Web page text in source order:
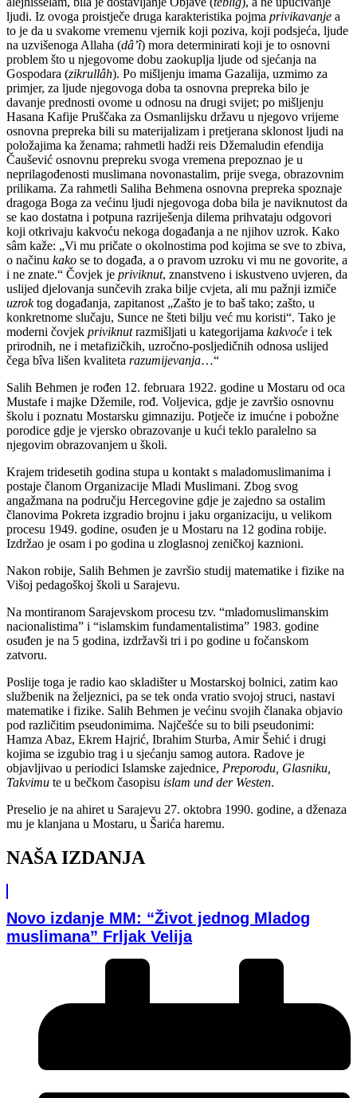
ljudi. Iz ovoga proistječe druga karakteristika pojma privikavanje a
to je da u svakome vremenu vjernik koji poziva, koji podsjeća, ljude
na uzvišenoga Allaha (dâ’î) mora determinirati koji je to osnovni
problem što u njegovome dobu zaokuplja ljude od sjećanja na
Gospodara (zikrullâh). Po mišljenju imama Gazalija, uzmimo za
primjer, za ljude njegovoga doba ta osnovna prepreka bilo je
davanje prednosti ovome u odnosu na drugi svijet; po mišljenju
Hasana Kafije Pruščaka za Osmanlijsku državu u njegovo vrijeme
osnovna prepreka bili su materijalizam i pretjerana sklonost ljudi na
položajima ka ženama; rahmetli hadži reis Džemaludin efendija
Čaušević osnovnu prepreku svoga vremena prepoznao je u
neprilagođenosti muslimana novonastalim, prije svega, obrazovnim
prilikama. Za rahmetli Saliha Behmena osnovna prepreka spoznaje
dragoga Boga za većinu ljudi njegovoga doba bila je naviknutost da
se kao dostatna i potpuna razriješenja dilema prihvataju odgovori
koji otkrivaju kakvoću nekoga događanja a ne njihov uzrok. Kako
sâm kaže: „Vi mu pričate o okolnostima pod kojima se sve to zbiva,
o načinu kako se to događa, a o pravom uzroku vi mu ne govorite, a
i ne znate.“ Čovjek je priviknut, znanstveno i iskustveno uvjeren, da
uslijed djelovanja sunčevih zraka bilje cvjeta, ali mu pažnji izmiče
uzroktog događanja, zapitanost „Zašto je to baš tako; zašto, u
konkretnome slučaju, Sunce ne šteti bilju već mu koristi“. Tako je
moderni čovjek priviknutrazmišljati u kategorijama kakvoće i tek
prirodnih, ne i metafizičkih, uzročno-posljedičnih odnosa uslijed
čega bîva lišen kvaliteta razumijevanja…“
Salih Behmen je rođen 12. februara 1922. godine u Mostaru od oca
Mustafe i majke Džemile, rođ. Voljevica, gdje je završio osnovnu
školu i poznatu Mostarsku gimnaziju. Potječe iz imućne i pobožne
porodice gdje je vjersko obrazovanje u kući teklo paralelno sa
njegovim obrazovanjem u školi.
Krajem tridesetih godina stupa u kontakt s maladomuslimanima i
postaje članom Organizacije Mladi Muslimani. Zbog svog
angažmana na području Hercegovine gdje je zajedno sa ostalim
članovima Pokreta izgradio brojnu i jaku organizaciju, u velikom
procesu 1949. godine, osuđen je u Mostaru na 12 godina robije.
Izdržao je osam i po godina u zloglasnoj zeničkoj kaznioni.
Nakon robije, Salih Behmen je završio studij matematike i fizike na
Višoj pedagoškoj školi u Sarajevu.
Na montiranom Sarajevskom procesu tzv. “mladomuslimanskim
nacionalistima” i “islamskim fundamentalistima” 1983. godine
osuđen je na 5 godina, izdržavši tri i po godine u fočanskom
zatvoru.
Poslije toga je radio kao skladišter u Mostarskoj bolnici, zatim kao
službenik na željeznici, pa se tek onda vratio svojoj struci, nastavi
matematike i fizike. Salih Behmen je većinu svojih članaka objavio
pod različitim pseudonimima. Najčešće su to bili pseudonimi:
Hamza Abaz, Ekrem Hajrić, Ibrahim Sturba, Amir Šehić i drugi
kojima se izgubio trag i u sjećanju samog autora. Radove je
objavljivao u periodici Islamske zajednice, Preporodu, Glasniku,
Takvimu te u bečkom časopisu islam und der Westen.
Preselio je na ahiret u Sarajevu 27. oktobra 1990. godine, a dženaza
mu je klanjana u Mostaru, u Šarića haremu.
NAŠA IZDANJA
Novo izdanje MM: “Život jednog Mladog
muslimana” Frljak Velija